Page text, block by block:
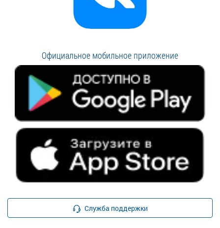
Официальное мобильное приложение
Служба поддержки